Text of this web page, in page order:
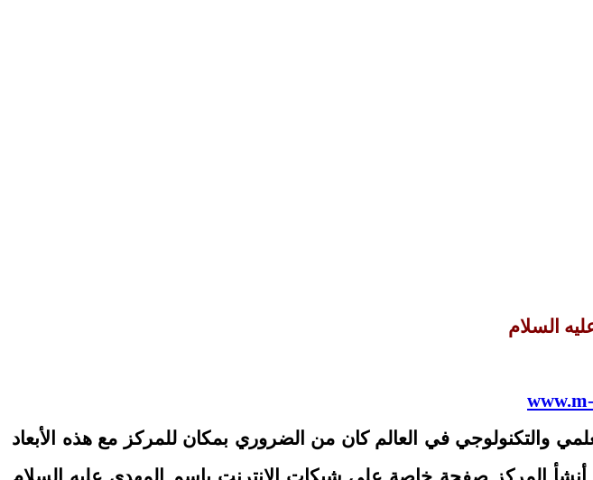
السلام
والتكنولوجي في العالم كان من الضروري بمكان للمركز مع هذه الأبعاد